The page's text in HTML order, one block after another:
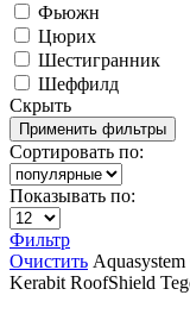
Фьюжн
Цюрих
Шестигранник
Шеффилд
Скрыть
Сортировать по:
Показывать по:
Фильтр
Очистить Aquasystem
Kerabit RoofShield